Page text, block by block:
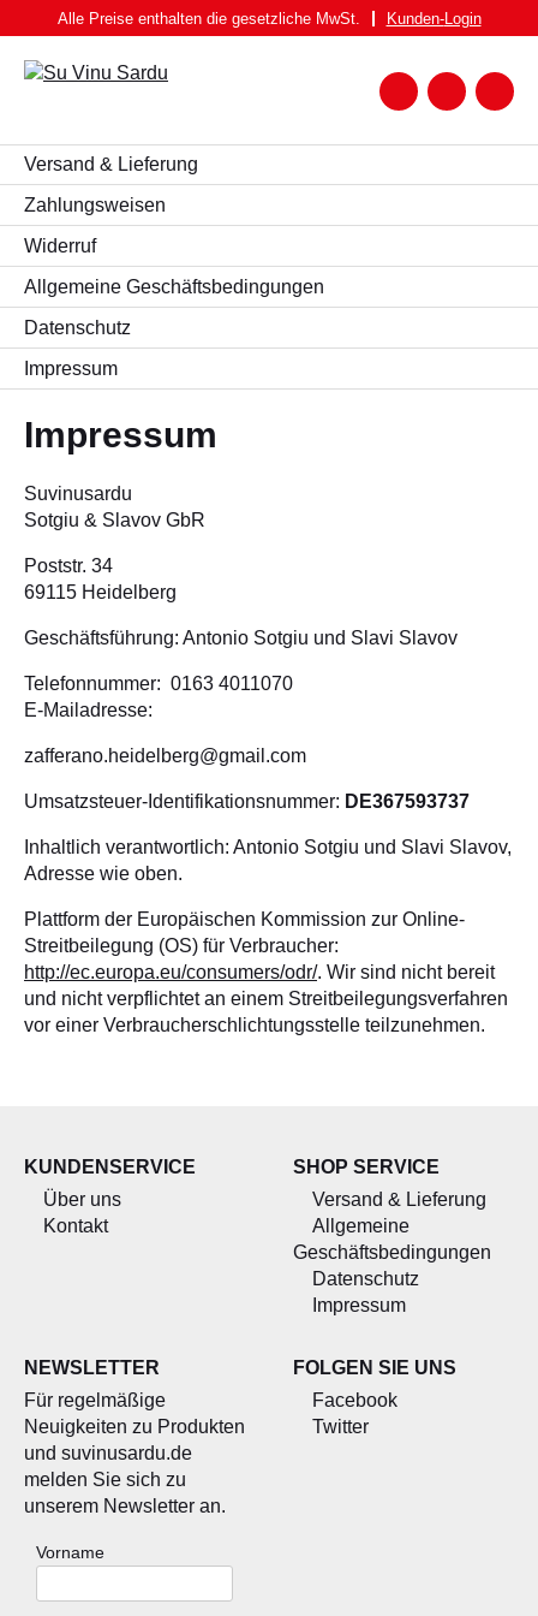
Inhalt
springen
WEIN
WEISSWEIN
ROTWEIN
ROSATO
SPUMANTE UND FRIZZANTE
SPIRITUOSEN
FEINKOST
PASTA BRUNDU
OLIVENÖL
ANGEBOTE
nach:
Zum
Alle Preise enthalten die gesetzliche MwSt. Kunden-Login
Versand & Lieferung
Zahlungsweisen
Widerruf
Allgemeine Geschäftsbedingungen
Datenschutz
Impressum
Impressum
Suvinusardu
Sotgiu & Slavov GbR
Poststr. 34
69115 Heidelberg
Geschäftsführung: Antonio Sotgiu und Slavi Slavov
Telefonnummer: 0163 4011070
E-Mailadresse:
zafferano.heidelberg@gmail.com
Umsatzsteuer-Identifikationsnummer: DE367593737
Inhaltlich verantwortlich: Antonio Sotgiu und Slavi Slavov,
Adresse wie oben.
Plattform der Europäischen Kommission zur Online-
Streitbeilegung (OS) für Verbraucher:
http://ec.europa.eu/consumers/odr/. Wir sind nicht bereit
und nicht verpflichtet an einem Streitbeilegungsverfahren
vor einer Verbraucherschlichtungsstelle teilzunehmen.
KUNDENSERVICE
Über uns
Kontakt
SHOP SERVICE
Versand & Lieferung
Allgemeine
Geschäftsbedingungen
Datenschutz
Impressum
NEWSLETTER
Für regelmäßige
Neuigkeiten zu Produkten
und suvinusardu.de
melden Sie sich zu
unserem Newsletter an.
Vorname
FOLGEN SIE UNS
Facebook
Twitter